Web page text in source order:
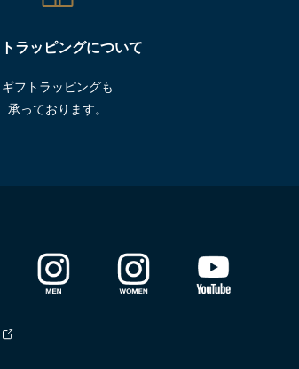
ラッピングについて
ギフトラッピングも
承っております。